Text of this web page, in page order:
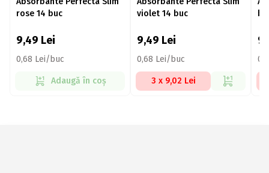
rose 14 buc
9,49 Lei
0,68 Lei/buc
Adaugă în coș
violet 14 buc
9,49 Lei
0,68 Lei/buc
3 x 9,02 Lei